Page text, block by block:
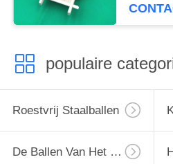
populaire
Roestvrij Staalballen
De Ballen Van Het Chroomstaal